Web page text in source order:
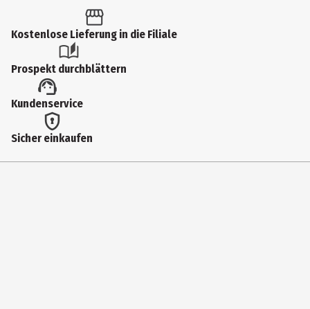
Kostenlose Lieferung in die Filiale
Prospekt durchblättern
Kundenservice
Sicher einkaufen